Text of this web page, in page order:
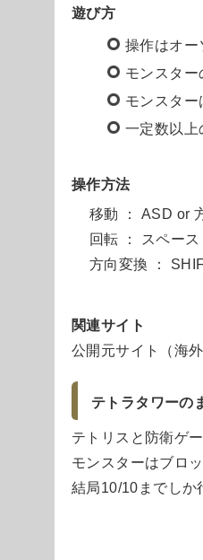
遊び方
操作はオー
モンスター
モンスター
一定数以上
操作方法
移動 ： ASD or
回転 ： スペース
方向変換 ：
関連サイト
公開元サイト（海外
テトラタワーの
テトリスと防衛ゲ
モンスターはブロ
結局10/10までしか